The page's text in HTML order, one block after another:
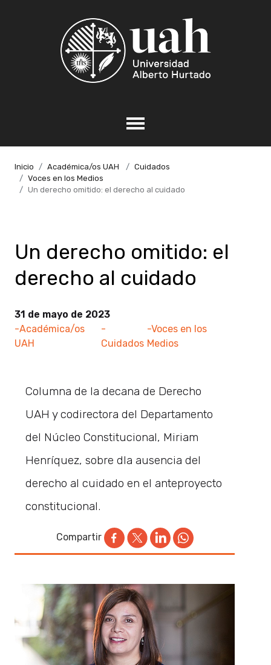
Inicio Académica/os UAH
Cuidados
Voces en los Medios
Un derecho omitido: el derecho al cuidado
Un derecho omitido: el
derecho al cuidado
31 de mayo de 2023
-Académica/os
UAH
-
Cuidados
-Voces en los
Medios
Columna de la decana de Derecho
UAH y codirectora del Departamento
del Núcleo Constitucional, Miriam
Henríquez, sobre dla ausencia del
derecho al cuidado en el anteproyecto
constitucional.
Compartir